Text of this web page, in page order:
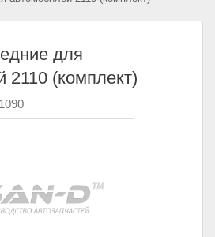
2110 (комплект)